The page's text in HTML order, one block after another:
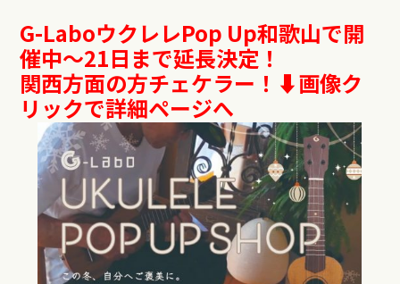
G-LaboウクレレPop Up和歌山で開
催中〜21日まで延長決定！
関西方面の方チェケラー！⬇︎画像ク
リックで詳細ページへ